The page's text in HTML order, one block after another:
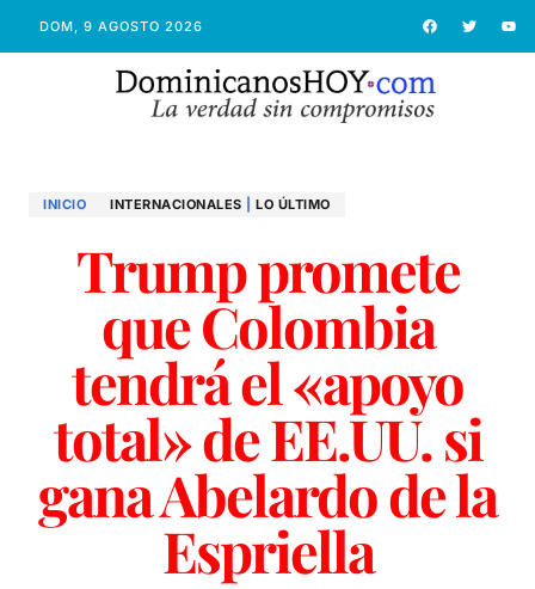
DOM, 9 AGOSTO 2026
INICIO INTERNACIONALES LO ÚLTIMO
Trump promete
que Colombia
tendrá el «apoyo
total» de EE.UU. si
gana Abelardo de la
Espriella